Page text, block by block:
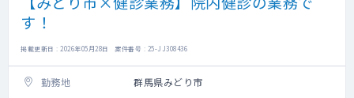
す！
掲載更新日 : 2026年05月28日 案件番号 : 25-JJ308436
勤務地 群馬県みどり市